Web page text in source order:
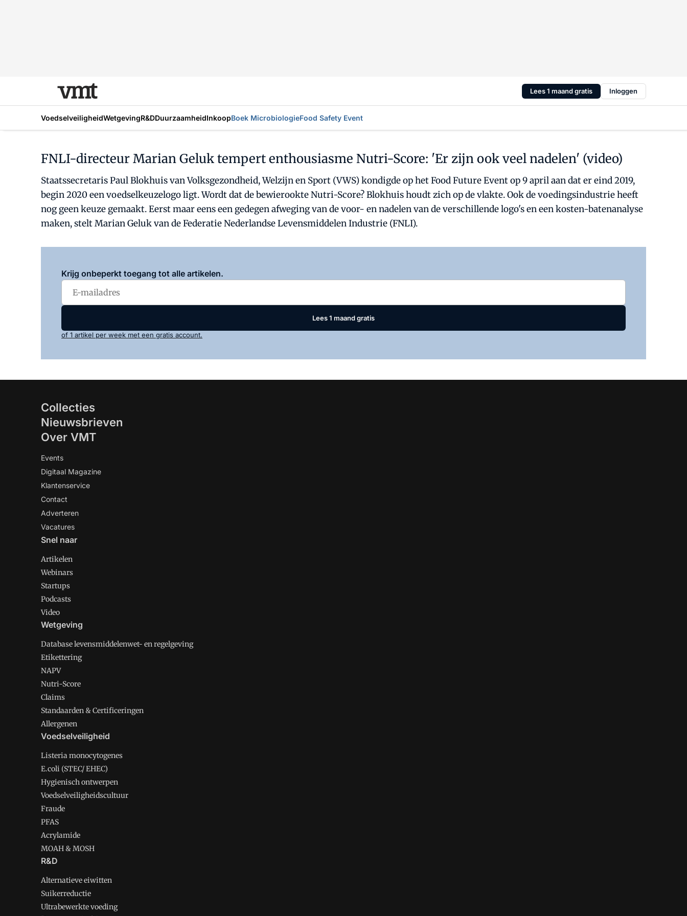
Lees 1 maand gratis Inloggen
VoedselveiligheidWetgevingR&DDuurzaamheidInkoopBoek MicrobiologieFood Safety Event
FNLI-directeur Marian Geluk tempert enthousiasme Nutri-Score: 'Er zijn ook veel nadelen' (video)
Staatssecretaris Paul Blokhuis van Volksgezondheid, Welzijn en Sport (VWS) kondigde op het Food Future Event op 9 april aan dat er eind 2019,
begin 2020 een voedselkeuzelogo ligt. Wordt dat de bewierookte Nutri-Score? Blokhuis houdt zich op de vlakte. Ook de voedingsindustrie heeft
nog geen keuze gemaakt. Eerst maar eens een gedegen afweging van de voor- en nadelen van de verschillende logo's en een kosten-batenanalyse
maken, stelt Marian Geluk van de Federatie Nederlandse Levensmiddelen Industrie (FNLI).
Krijg onbeperkt toegang tot alle artikelen.
Lees 1 maand gratis
of 1 artikel per week met een gratis account.
Collecties
Nieuwsbrieven
Over VMT
Events
Digitaal Magazine
Klantenservice
Contact
Adverteren
Vacatures
Snel naar
Artikelen
Webinars
Startups
Podcasts
Video
Wetgeving
Database levensmiddelenwet- en regelgeving
Etikettering
NAPV
Nutri-Score
Claims
Standaarden & Certificeringen
Allergenen
Voedselveiligheid
Listeria monocytogenes
E.coli (STEC/ EHEC)
Hygienisch ontwerpen
Voedselveiligheidscultuur
Fraude
PFAS
Acrylamide
MOAH & MOSH
R&D
Alternatieve eiwitten
Suikerreductie
Ultrabewerkte voeding